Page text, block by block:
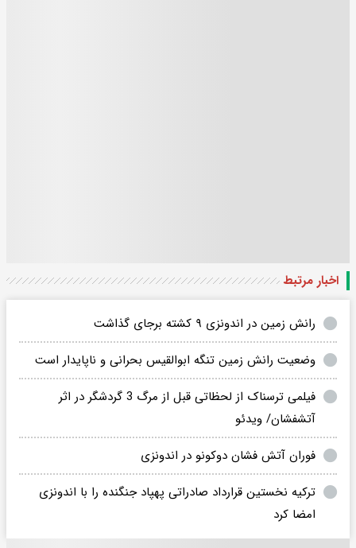
اخبار مرتبط
رانش زمین در اندونزی ۹ کشته برجای گذاشت
وضعیت رانش زمین تنگه ابوالقیس بحرانی و ناپایدار است
فیلمی ترسناک از لحظاتی قبل از مرگ 3 گردشگر در اثر
آتشفشان/ ویدئو
فوران آتش فشان دوکونو در اندونزی
ترکیه نخستین قرارداد صادراتی پهپاد جنگنده را با اندونزی
امضا کرد